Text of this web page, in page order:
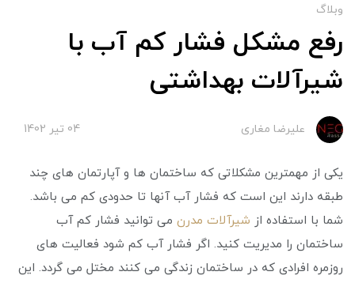
وبلاگ
رفع مشکل فشار کم آب با
شیرآلات بهداشتی
علیرضا مغاری 04 تير 1402
یکی از مهمترین مشکلاتی که ساختمان ها و آپارتمان های چند
طبقه دارند این است که فشار آب آنها تا حدودی کم می باشد.
شما با استفاده از شیرآلات مدرن می توانید فشار کم آب
ساختمان را مدیریت کنید. اگر فشار آب کم شود فعالیت های
روزمره افرادی که در ساختمان زندگی می کنند مختل می گردد. این